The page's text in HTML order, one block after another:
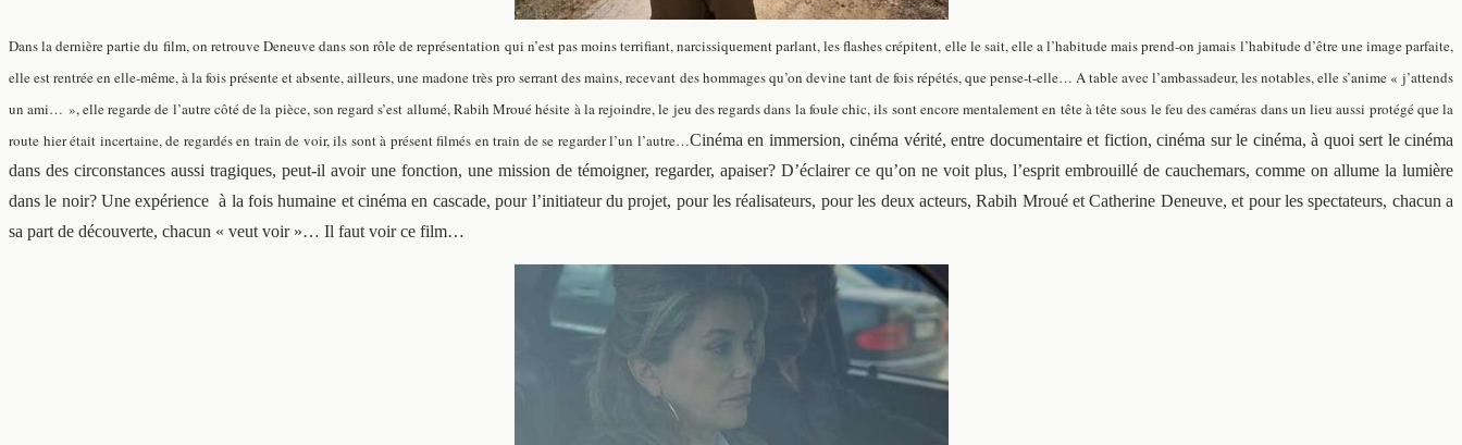
Dans la dernière partie du film, on retrouve Deneuve dans son rôle de représentation qui n’est pas moins terrifiant, narcissiquement parlant, les flashes crépitent, elle le sait, elle a l’habitude mais prend-on jamais l’habitude d’être une image parfaite,
elle est rentrée en elle-même, à la fois présente et absente, ailleurs, une madone très pro serrant des mains, recevant des hommages qu’on devine tant de fois répétés, que pense-t-elle… A table avec l’ambassadeur, les notables, elle s’anime « j’attends
un ami… », elle regarde de l’autre côté de la pièce, son regard s’est allumé, Rabih Mroué hésite à la rejoindre, le jeu des regards dans la foule chic, ils sont encore mentalement en tête à tête sous le feu des caméras dans un lieu aussi protégé que la
route hier était incertaine, de regardés en train de voir, ils sont à présent filmés en train de se regarder l’un l’autre…Cinéma en immersion, cinéma vérité, entre documentaire et fiction, cinéma sur le cinéma, à quoi sert le cinéma
dans des circonstances aussi tragiques, peut-il avoir une fonction, une mission de témoigner, regarder, apaiser? D’éclairer ce qu’on ne voit plus, l’esprit embrouillé de cauchemars, comme on allume la lumière
dans le noir? Une expérience à la fois humaine et cinéma en cascade, pour l’initiateur du projet, pour les réalisateurs, pour les deux acteurs, Rabih Mroué et Catherine Deneuve, et pour les spectateurs, chacun a
sa part de découverte, chacun « veut voir »… Il faut voir ce film…